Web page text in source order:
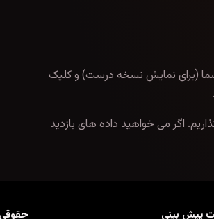
(برای نمایش نسخه درست) و کلیک
اگر می خواهید داده های بازدید
پیش بینی حقوقی